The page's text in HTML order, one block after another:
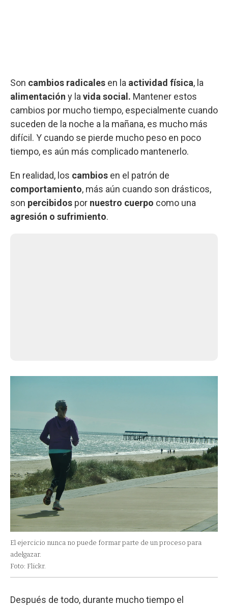
Son cambios radicales en la actividad física, la
alimentación y la vida social. Mantener estos
cambios por mucho tiempo, especialmente cuando
suceden de la noche a la mañana, es mucho más
difícil. Y cuando se pierde mucho peso en poco
tiempo, es aún más complicado mantenerlo.
En realidad, los cambios en el patrón de
comportamiento, más aún cuando son drásticos,
son percibidos por nuestro cuerpo como una
agresión o sufrimiento.
El ejercicio nunca no puede formar parte de un proceso para
adelgazar.
Foto: Flickr.
Después de todo, durante mucho tiempo el